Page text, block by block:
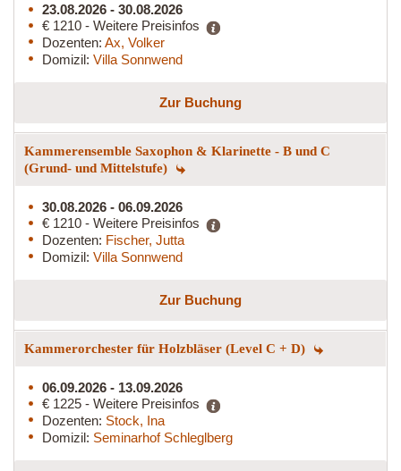
23.08.2026 - 30.08.2026
€ 1210 - Weitere Preisinfos
Dozenten: Ax, Volker
Domizil: Villa Sonnwend
Zur Buchung
Kammerensemble Saxophon & Klarinette - B und C
(Grund- und Mittelstufe)
30.08.2026 - 06.09.2026
€ 1210 - Weitere Preisinfos
Dozenten: Fischer, Jutta
Domizil: Villa Sonnwend
Zur Buchung
Kammerorchester für Holzbläser (Level C + D)
06.09.2026 - 13.09.2026
€ 1225 - Weitere Preisinfos
Dozenten: Stock, Ina
Domizil: Seminarhof Schleglberg